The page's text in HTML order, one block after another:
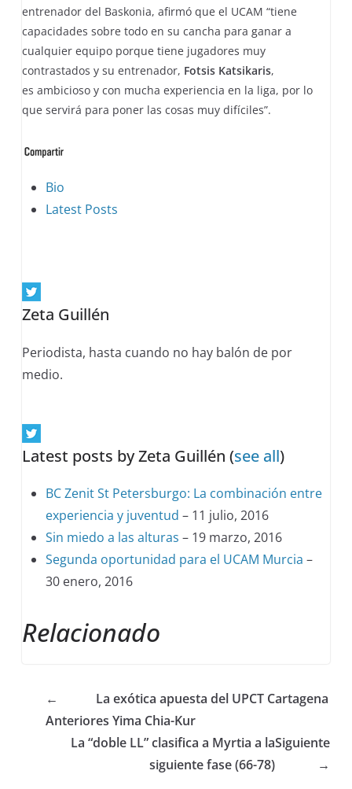
entrenador del Baskonia, afirmó que el UCAM “tiene
capacidades sobre todo en su cancha para ganar a
cualquier equipo porque tiene jugadores muy
contrastados y su entrenador, Fotsis Katsikaris,
es ambicioso y con mucha experiencia en la liga, por lo
que servirá para poner las cosas muy difíciles”.
The
following
content
below.
Bio
Latest Posts
Zeta Guillén
Periodista, hasta cuando no hay balón de por
medio.
Latest posts by Zeta Guillén(see all)
BC Zenit St Petersburgo: La combinación entre
experiencia y juventud – 11 julio, 2016
Sin miedo a las alturas – 19 marzo, 2016
Segunda oportunidad para el UCAM Murcia –
30 enero, 2016
Relacionado
←
Anterior
La exótica apuesta del UPCT Cartagena
es Yima Chia-Kur
La “doble LL” clasifica a Myrtia a la
siguiente fase (66-78)
Siguiente
→